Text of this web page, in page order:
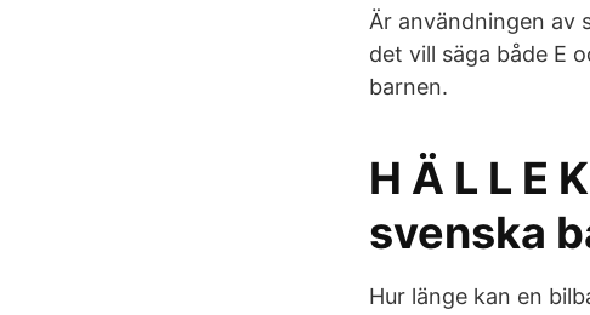
Är användningen av
det vill säga både E
barnen.
H Ä L L E
svenska
Hur länge kan en